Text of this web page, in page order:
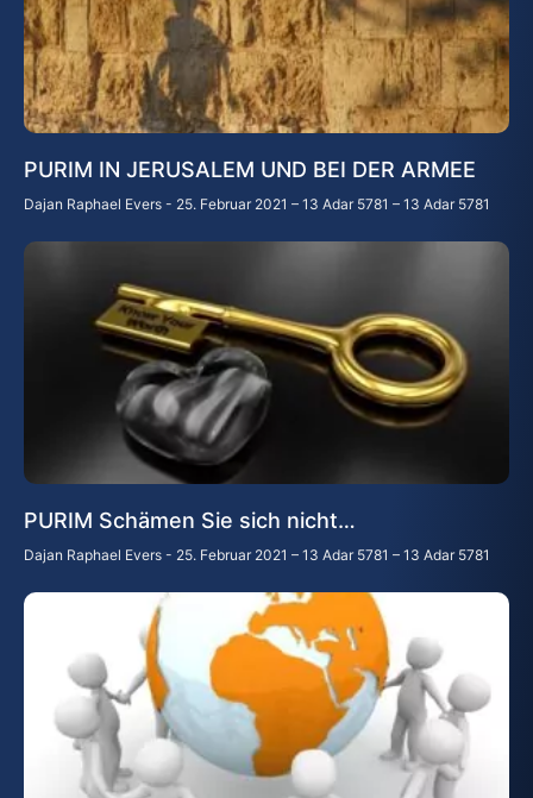
PURIM IN JERUSALEM UND BEI DER ARMEE
Dajan Raphael Evers 25. Februar 2021 – 13 Adar 5781 – 13 Adar 5781
PURIM Schämen Sie sich nicht…
Dajan Raphael Evers 25. Februar 2021 – 13 Adar 5781 – 13 Adar 5781